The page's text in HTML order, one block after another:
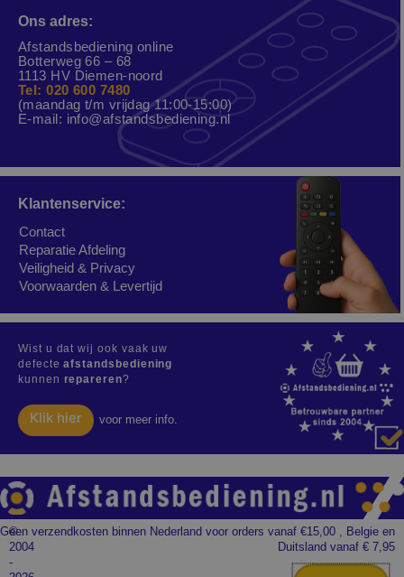
Ons adres:
Afstandsbediening online
Botterweg 66 – 68
1113 HV Diemen-noord
Tel: 020 600 7480
(maandag t/m vrijdag 11:00-15:00)
E-mail: info@afstandsbediening.nl
Klantenservice:
Contact
Reparatie Afdeling
Veiligheid & Privacy
Voorwaarden & Levertijd
Wist u dat wij ook vaak uw
defecteafstandsbediening
kunnen repareren?
Klik hier voor meer info.
©
2004
-
Geen verzendkosten binnen Nederland voor orders vanaf €15,00 , Belgie en
Duitsland vanaf € 7,95